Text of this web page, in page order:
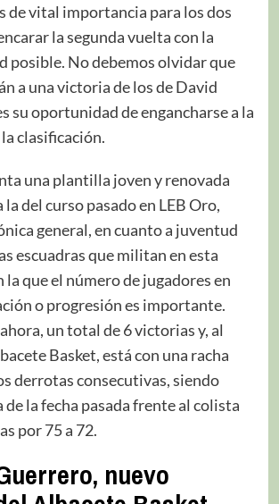
de vital importancia para los dos
la segunda vuelta con la
posible. No debemos olvidar que
a una victoria de los de David
su oportunidad de engancharse a la
clasificación.
una plantilla joven y renovada
la del curso pasado en LEB Oro,
general, en cuanto a juventud
escuadras que militan en esta
la que el número de jugadores en
o progresión es importante.
un total de 6 victorias y, al
Basket, está con una racha
derrotas consecutivas, siendo
la fecha pasada frente al colista
por 75 a 72.
nuevo